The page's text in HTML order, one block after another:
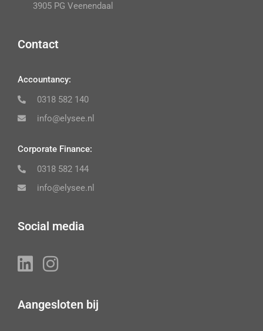
3905 PG Veenendaal
Contact
Accountancy:
0318 582 140
info@elysee.nl
Corporate Finance:
0318 582 144
info@elysee.nl
Social media
Aangesloten bij